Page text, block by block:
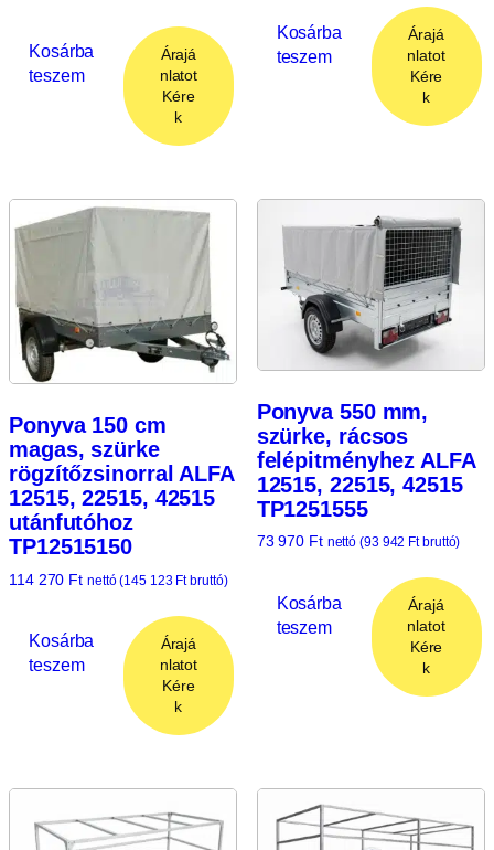
Kosárba
teszem
Árajá
nlatot
Kére
k
Kosárba
teszem
Árajá
nlatot
Kére
k
Ponyva 150 cm
magas, szürke
rögzítőzsinorral ALFA
12515, 22515, 42515
utánfutóhoz
TP12515150
114 270 Ft nettó (145 123 Ftbruttó)
Kosárba
teszem
Árajá
nlatot
Kére
k
Ponyva 550 mm,
szürke, rácsos
felépitményhez ALFA
12515, 22515, 42515
TP1251555
73 970 Ft nettó (93 942 Ftbruttó)
Kosárba
teszem
Árajá
nlatot
Kére
k